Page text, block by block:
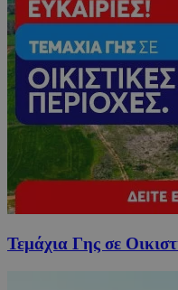
Τεμάχια Γης σε